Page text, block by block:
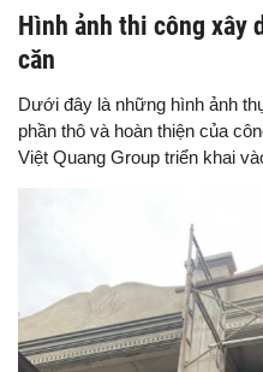
Hình ảnh thi công xây
căn
Dưới đây là những hình ảnh
phần thô và hoàn thiện của
Việt Quang Group triển khai